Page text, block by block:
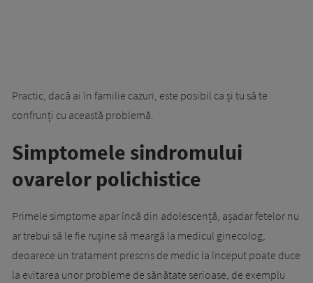
Practic, dacă ai în familie cazuri, este posibil ca și tu să te
confrunți cu această problemă.
Simptomele sindromului
ovarelor polichistice
Primele simptome apar încă din adolescență, așadar fetelor nu
ar trebui să le fie rușine să meargă la medicul ginecolog,
deoarece un tratament prescris de medic la început poate duce
la evitarea unor probleme de sănătate serioase, de exemplu